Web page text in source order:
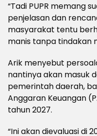
“Tadi PUPR memang
penjelasan dan
masyarakat tentu
manis tanpa tindakan
Arik menyebut
nantinya akan masuk
pemerintah daerah,
Anggaran Keuangan
tahun 2027.
“Ini akan dievaluasi di